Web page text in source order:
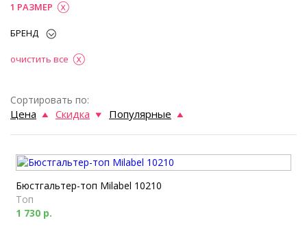
1 РАЗМЕР
БРЕНД
очистить все
Сортировать по:
Цена Скидка Популярные
Бюстгальтер-топ Milabel 10210
Топ
1 730 р.